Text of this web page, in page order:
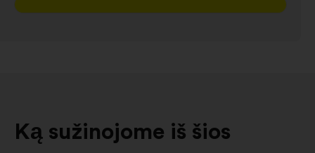
Ką sužinojome iš šios